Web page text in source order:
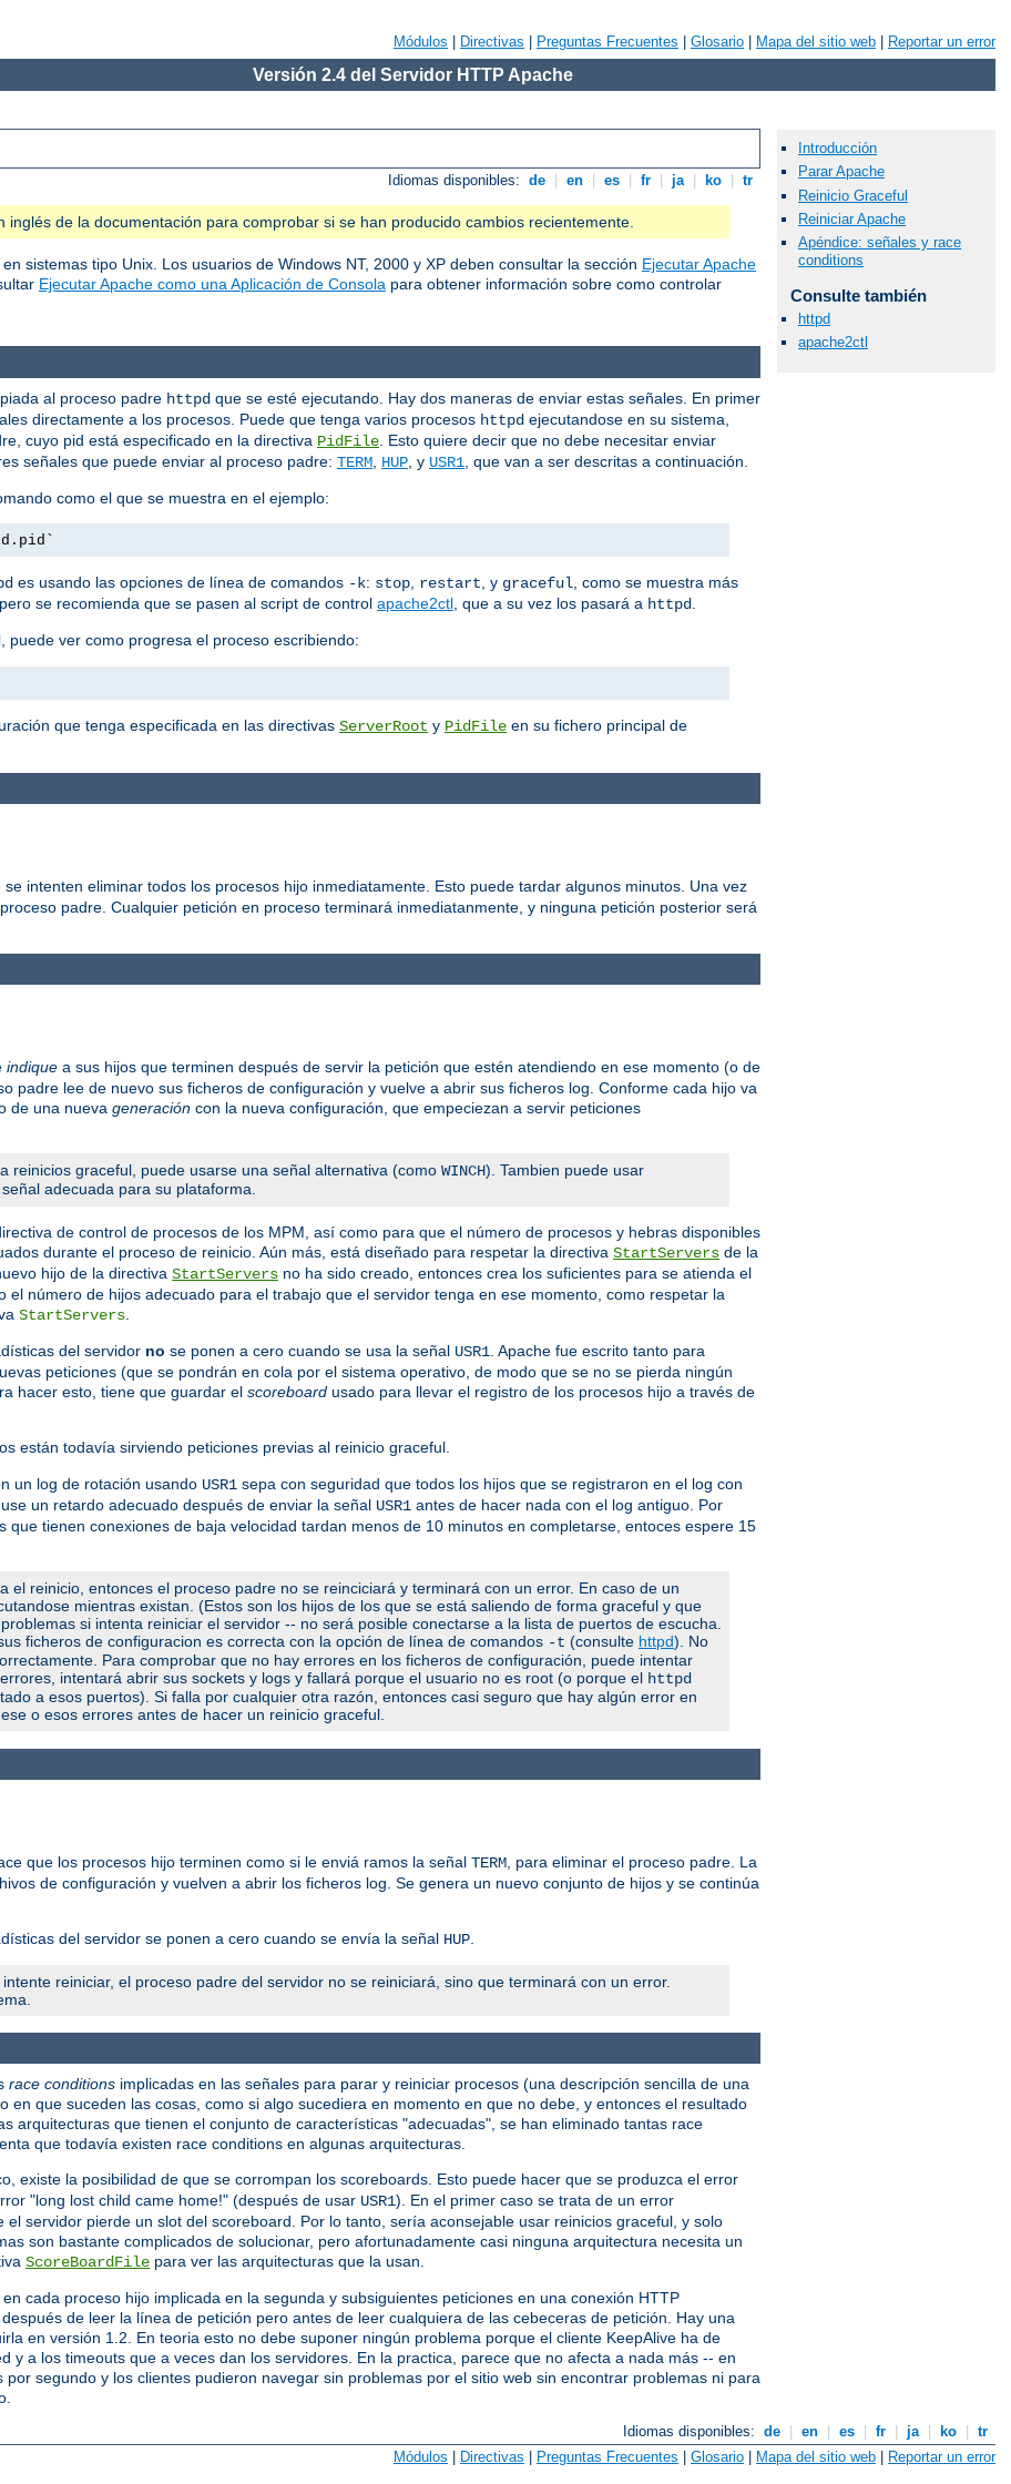
Módulos Directivas Preguntas Frecuentes Glosario Mapa del sitio web Reportar un error
Versión 2.4 del Servidor HTTP Apache
Idiomas disponibles: de en es fr ja ko tr
de la documentación para comprobar si se han producido cambios recientemente.
sistemas tipo Unix. Los usuarios de Windows NT, 2000 y XP deben consultar la sección Ejecutar Apache
Ejecutar Apache como una Aplicación de Consola para obtener información sobre como controlar
al proceso padre httpd que se esté ejecutando. Hay dos maneras de enviar estas señales. En primer
directamente a los procesos. Puede que tenga varios procesos httpd ejecutandose en su sistema,
cuyo pid está especificado en la directiva PidFile . Esto quiere decir que no debe necesitar enviar
señales que puede enviar al proceso padre: TERM HUP , y USR1 , que van a ser descritas a continuación.
como el que se muestra en el ejemplo:
es usando las opciones de línea de comandos -k: stop restart , y graceful , como se muestra más
, pero se recomienda que se pasen al script de control apache2ctl , que a su vez los pasará a httpd
, puede ver como progresa el proceso escribiendo:
que tenga especificada en las directivas ServerRoot y PidFile en su fichero principal de
intenten eliminar todos los procesos hijo inmediatamente. Esto puede tardar algunos minutos. Una vez
padre. Cualquier petición en proceso terminará inmediatanmente, y ninguna petición posterior será
indique a sus hijos que terminen después de servir la petición que estén atendiendo en ese momento (o de
padre lee de nuevo sus ficheros de configuración y vuelve a abrir sus ficheros log. Conforme cada hijo va
de una nueva generación con la nueva configuración, que empeciezan a servir peticiones
reinicios graceful, puede usarse una señal alternativa (como WINCH). Tambien puede usar
adecuada para su plataforma.
de control de procesos de los MPM, así como para que el número de procesos y hebras disponibles
durante el proceso de reinicio. Aún más, está diseñado para respetar la directiva StartServers de la
hijo de la directiva StartServers no ha sido creado, entonces crea los suficientes para se atienda el
número de hijos adecuado para el trabajo que el servidor tenga en ese momento, como respetar la
StartServers.
del servidor no se ponen a cero cuando se usa la señal USR1. Apache fue escrito tanto para
peticiones (que se pondrán en cola por el sistema operativo, de modo que se no se pierda ningún
hacer esto, tiene que guardar el scoreboard usado para llevar el registro de los procesos hijo a través de
están todavía sirviendo peticiones previas al reinicio graceful.
un log de rotación usando USR1 sepa con seguridad que todos los hijos que se registraron en el log con
un retardo adecuado después de enviar la señal USR1 antes de hacer nada con el log antiguo. Por
tienen conexiones de baja velocidad tardan menos de 10 minutos en completarse, entoces espere 15
el reinicio, entonces el proceso padre no se reinciciará y terminará con un error. En caso de un
mientras existan. (Estos son los hijos de los que se está saliendo de forma graceful y que
si intenta reiniciar el servidor -- no será posible conectarse a la lista de puertos de escucha.
ficheros de configuracion es correcta con la opción de línea de comandos -t (consulte httpd). No
Para comprobar que no hay errores en los ficheros de configuración, puede intentar
intentará abrir sus sockets y logs y fallará porque el usuario no es root (o porque el httpd
a esos puertos). Si falla por cualquier otra razón, entonces casi seguro que hay algún error en
o esos errores antes de hacer un reinicio graceful.
que los procesos hijo terminen como si le enviá ramos la señal TERM , para eliminar el proceso padre. La
de configuración y vuelven a abrir los ficheros log. Se genera un nuevo conjunto de hijos y se continúa
del servidor se ponen a cero cuando se envía la señal HUP
reiniciar, el proceso padre del servidor no se reiniciará, sino que terminará con un error.
race conditions implicadas en las señales para parar y reiniciar procesos (una descripción sencilla de una
en que suceden las cosas, como si algo sucediera en momento en que no debe, y entonces el resultado
arquitecturas que tienen el conjunto de características "adecuadas", se han eliminado tantas race
que todavía existen race conditions en algunas arquitecturas.
existe la posibilidad de que se corrompan los scoreboards. Esto puede hacer que se produzca el error
"long lost child came home!" (después de usar USR1). En el primer caso se trata de un error
servidor pierde un slot del scoreboard. Por lo tanto, sería aconsejable usar reinicios graceful, y solo
son bastante complicados de solucionar, pero afortunadamente casi ninguna arquitectura necesita un
ScoreBoardFile para ver las arquitecturas que la usan.
cada proceso hijo implicada en la segunda y subsiguientes peticiones en una conexión HTTP
de leer la línea de petición pero antes de leer cualquiera de las cebeceras de petición. Hay una
en versión 1.2. En teoria esto no debe suponer ningún problema porque el cliente KeepAlive ha de
y a los timeouts que a veces dan los servidores. En la practica, parece que no afecta a nada más -- en
segundo y los clientes pudieron navegar sin problemas por el sitio web sin encontrar problemas ni para
Idiomas disponibles: de en es fr ja ko
tr
Módulos | Directivas | Preguntas Frecuentes | Glosario | Mapa del sitio web | Reportar un error
Introducción
Parar Apache
Reinicio Graceful
Reiniciar Apache
Apéndice: señales y race
conditions
Consulte también
httpd
apache2ctl